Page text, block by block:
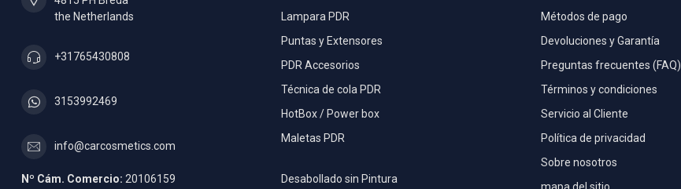
the Netherlands
+31765430808
3153992469
info@carcosmetics.com
Nº Cám. Comercio: 20106159
Lampara PDR
Puntas y Extensores
PDR Accesorios
Técnica de cola PDR
HotBox / Power box
Maletas PDR
Desabollado sin Pintura
Métodos de pago
Devoluciones y Garantía
Preguntas frecuentes (FAQ)
Términos y condiciones
Servicio al Cliente
Política de privacidad
Sobre nosotros
mapa del sitio